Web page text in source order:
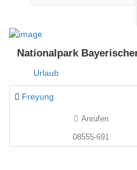
Nationalpark
Urlaub
Freyung
Anrufen
08555-691